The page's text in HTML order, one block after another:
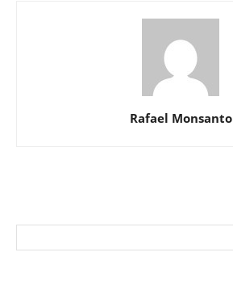
Rafael Monsanto